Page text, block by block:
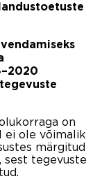
on
ei ole võimalik
märgitud
sest tegevuste